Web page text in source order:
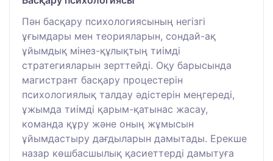
Пән басқару психологиясының негізгі
ұғымдары мен теорияларын, сондай-ақ
ұйымдық мінез-құлықтың тиімді
стратегияларын зерттейді. Оқу барысында
магистрант басқару процестерін
психологиялық талдау әдістерін меңгереді,
ұжымда тиімді қарым-қатынас жасау,
команда құру және оның жұмысын
ұйымдастыру дағдыларын дамытады. Ерекше
назар көшбасшылық қасиеттерді дамытуға